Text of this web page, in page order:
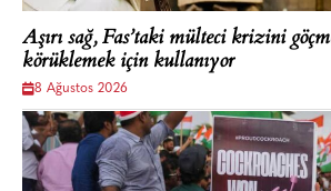
Aşırı sağ, Fas’taki mülteci krizini
körüklemek için kullanıyor
8 Ağustos 2026